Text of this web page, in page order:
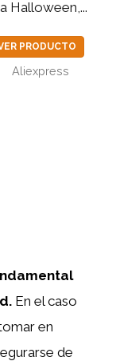
Halloween,...
PRODUCTO
Aliexpress
En el caso
en
de